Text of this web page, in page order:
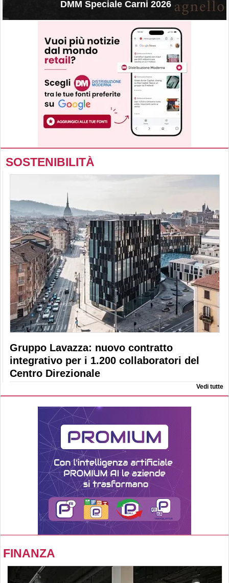
DMM Speciale Carni 2026
SOSTENIBILITÀ
Gruppo Lavazza: nuovo contratto
integrativo per i 1.200 collaboratori del
Centro Direzionale
Vedi tutte
FINANZA